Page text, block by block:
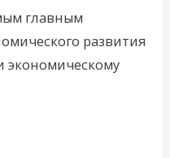
главным
развития
экономическому